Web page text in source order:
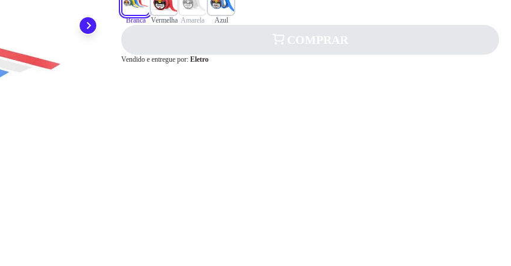
Cartão de
Crédito
Branca Vermelha Amarela Azul
COMPRAR
Vendido e entregue por: Eletro